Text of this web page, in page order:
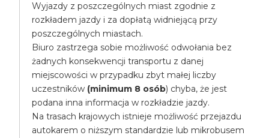
Wyjazdy z poszczególnych miast zgodnie z
rozkładem jazdy i za dopłatą widniejącą przy
poszczególnych miastach.
Biuro zastrzega sobie możliwość odwołania bez
żadnych konsekwencji transportu z danej
miejscowości w przypadku zbyt małej liczby
uczestników (minimum 8 osób) chyba, że jest
podana inna informacja w rozkładzie jazdy.
Na trasach krajowych istnieje możliwość przejazdu
autokarem o niższym standardzie lub mikrobusem